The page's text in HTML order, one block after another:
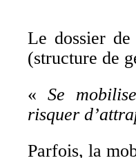
Le dossier de
(structure de
« Se
risquer
Parfois, la